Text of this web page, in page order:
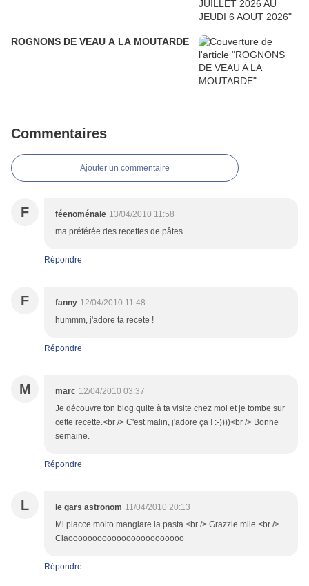
ROGNONS DE VEAU A LA MOUTARDE
Commentaires
Ajouter un commentaire
F féenoménale 13/04/2010 11:58
ma préférée des recettes de pâtes
Répondre
F fanny 12/04/2010 11:48
hummm, j'adore ta recete !
Répondre
M marc 12/04/2010 03:37
Je découvre ton blog quite à ta visite chez moi et je tombe sur
cette recette.<br /> C'est malin, j'adore ça ! :-))))<br /> Bonne
semaine.
Répondre
L le gars astronom 11/04/2010 20:13
Mi piacce molto mangiare la pasta.<br /> Grazzie mile.<br />
Ciaoooooooooooooooooooooooo
Répondre